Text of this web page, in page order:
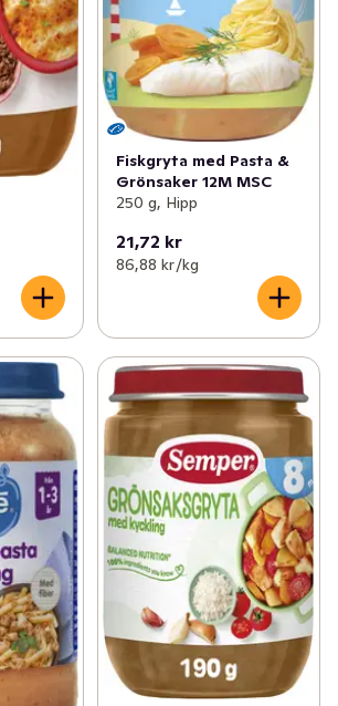
Fiskgryta med Pasta &
Grönsaker 12M MSC
250 g, Hipp
21,72 kr
86,88 kr /kg